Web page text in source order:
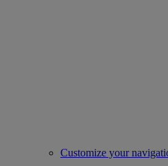
Customize your